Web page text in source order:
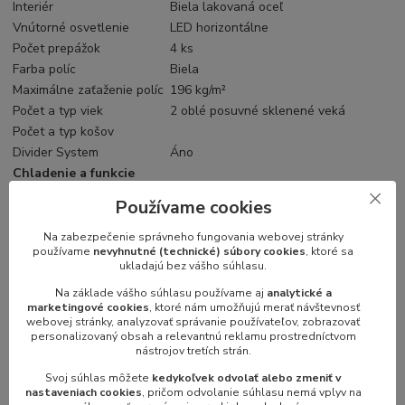
Interiér
Biela lakovaná oceľ
Vnútorné osvetlenie
LED horizontálne
Počet prepážok
4 ks
Farba políc
Biela
Maximálne zaťaženie políc 196 kg/m²
Počet a typ viek
2 oblé posuvné sklenené veká
Počet a typ košov
Divider System
Áno
Chladenie a funkcie
Statické
Typ odmrazovania
Automatické, horúcimi parami
Typ chladiva
R290
Termometer
Áno
Výkon a spotreba
Energetická trieda
4.93 kWh/24h
Ročná spotreba
1799.45 kWh/rok
Príkon
890 W
Používame cookies
Na zabezpečenie správneho fungovania webovej stránky
používame nevyhnutné (technické) súbory cookies, ktoré sa
ukladajú bez vášho súhlasu.
Na základe vášho súhlasu používame aj analytické a
marketingové cookies, ktoré nám umožňujú merať návštevnosť
webovej stránky, analyzovať správanie používateľov, zobrazovať
personalizovaný obsah a relevantnú reklamu prostredníctvom
nástrojov tretích strán.
Svoj súhlas môžete kedykoľvek odvolať alebo zmeniť v
nastaveniach cookies, pričom odvolanie súhlasu nemá vplyv na